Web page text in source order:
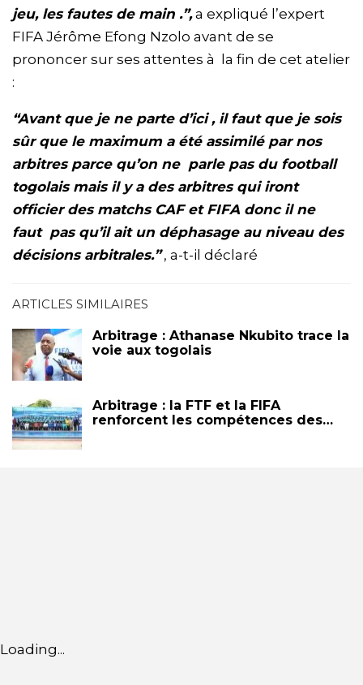
jeu, les fautes de main .”,a expliqué l’expert
FIFA Jérôme Efong Nzolo avant de se
prononcer sur ses attentes à la fin de cet atelier
:
“Avant que je ne parte d’ici , il faut que je sois
sûr que le maximum a été assimilé par nos
arbitres parce qu’on ne parle pas du football
togolais mais il y a des arbitres qui iront
officier des matchs CAF et FIFA donc il ne
faut pas qu’il ait un déphasage au niveau des
décisions arbitrales.”, a-t-il déclaré
ARTICLES SIMILAIRES
Arbitrage : Athanase Nkubito trace la
voie aux togolais
Arbitrage : la FTF et la FIFA
renforcent les compétences des…
Loading...